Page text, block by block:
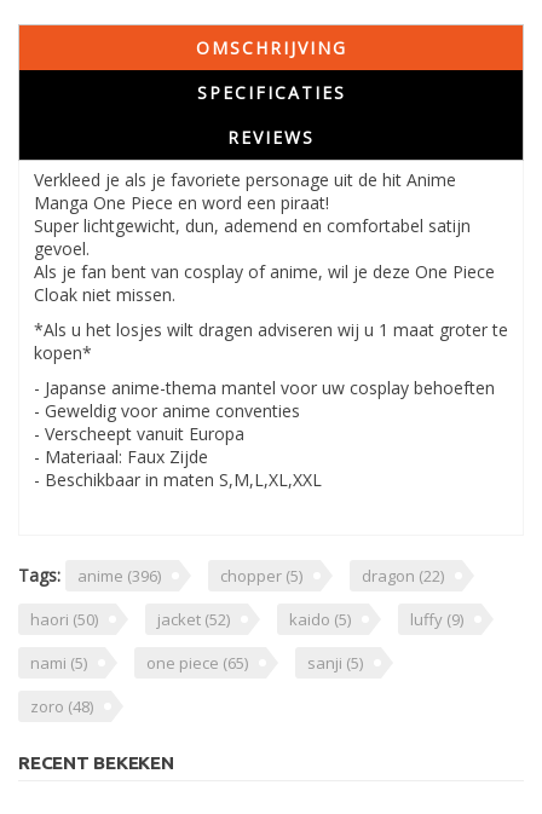
OMSCHRIJVING
SPECIFICATIES
REVIEWS
Verkleed je als je favoriete personage uit de hit Anime
Manga One Piece en word een piraat!
Super lichtgewicht, dun, ademend en comfortabel satijn
gevoel.
Als je fan bent van cosplay of anime, wil je deze One Piece
Cloak niet missen.
*Als u het losjes wilt dragen adviseren wij u 1 maat groter te
kopen*
- Japanse anime-thema mantel voor uw cosplay behoeften
- Geweldig voor anime conventies
- Verscheept vanuit Europa
- Materiaal: Faux Zijde
- Beschikbaar in maten S,M,L,XL,XXL
Tags: anime (396) chopper (5) dragon (22)
haori (50) jacket (52) kaido (5) luffy (9)
nami (5) one piece (65) sanji (5)
zoro (48)
RECENT BEKEKEN